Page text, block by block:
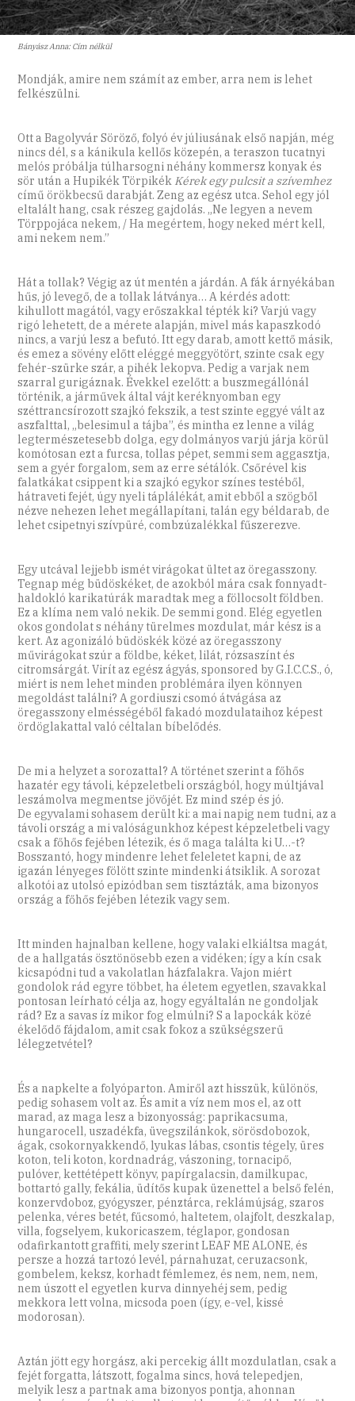
Bányász Anna: Cím nélkül
Mondják, amire nem számít az ember, arra nem is lehet
felkészülni.
Ott a Bagolyvár Söröző, folyó év júliusának első napján, még
nincs dél, s a kánikula kellős közepén, a teraszon tucatnyi
melós próbálja túlharsogni néhány kommersz konyak és
sör után a Hupikék Törpikék Kérek egy pulcsit a szívemhez
című örökbecsű darabját. Zeng az egész utca. Sehol egy jól
eltalált hang, csak részeg gajdolás. „Ne legyen a nevem
Törppojáca nekem, / Ha megértem, hogy neked mért kell,
ami nekem nem.”
Hát a tollak? Végig az út mentén a járdán. A fák árnyékában
hűs, jó levegő, de a tollak látványa… A kérdés adott:
kihullott magától, vagy erőszakkal tépték ki? Varjú vagy
rigó lehetett, de a mérete alapján, mivel más kapaszkodó
nincs, a varjú lesz a befutó. Itt egy darab, amott kettő másik,
és emez a sövény előtt eléggé meggyötört, szinte csak egy
fehér-szürke szár, a pihék lekopva. Pedig a varjak nem
szarral gurigáznak. Évekkel ezelőtt: a buszmegállónál
történik, a járművek által vájt keréknyomban egy
széttrancsírozott szajkó fekszik, a test szinte eggyé vált az
aszfalttal, „belesimul a tájba”, és mintha ez lenne a világ
legtermészetesebb dolga, egy dolmányos varjú járja körül
komótosan ezt a furcsa, tollas pépet, semmi sem aggasztja,
sem a gyér forgalom, sem az erre sétálók. Csőrével kis
falatkákat csippent ki a szajkó egykor színes testéből,
hátraveti fejét, úgy nyeli táplálékát, amit ebből a szögből
nézve nehezen lehet megállapítani, talán egy béldarab, de
lehet csipetnyi szívpüré, combzúzalékkal fűszerezve.
Egy utcával lejjebb ismét virágokat ültet az öregasszony.
Tegnap még büdöskéket, de azokból mára csak fonnyadt-
haldokló karikatúrák maradtak meg a föllocsolt földben.
Ez a klíma nem való nekik. De semmi gond. Elég egyetlen
okos gondolat s néhány türelmes mozdulat, már kész is a
kert. Az agonizáló büdöskék közé az öregasszony
művirágokat szúr a földbe, kéket, lilát, rózsaszínt és
citromsárgát. Virít az egész ágyás, sponsored by G.I.C.C.S., ó,
miért is nem lehet minden problémára ilyen könnyen
megoldást találni? A gordiuszi csomó átvágása az
öregasszony elmésségéből fakadó mozdulataihoz képest
ördöglakattal való céltalan bíbelődés.
De mi a helyzet a sorozattal? A történet szerint a főhős
hazatér egy távoli, képzeletbeli országból, hogy múltjával
leszámolva megmentse jövőjét. Ez mind szép és jó.
De egyvalami sohasem derült ki: a mai napig nem tudni, az a
távoli ország a mi valóságunkhoz képest képzeletbeli vagy
csak a főhős fejében létezik, és ő maga találta ki U…-t?
Bosszantó, hogy mindenre lehet feleletet kapni, de az
igazán lényeges fölött szinte mindenki átsiklik. A sorozat
alkotói az utolsó epizódban sem tisztázták, ama bizonyos
ország a főhős fejében létezik vagy sem.
Itt minden hajnalban kellene, hogy valaki elkiáltsa magát,
de a hallgatás ösztönösebb ezen a vidéken; így a kín csak
kicsapódni tud a vakolatlan házfalakra. Vajon miért
gondolok rád egyre többet, ha életem egyetlen, szavakkal
pontosan leírható célja az, hogy egyáltalán ne gondoljak
rád? Ez a savas íz mikor fog elmúlni? S a lapockák közé
ékelődő fájdalom, amit csak fokoz a szükségszerű
lélegzetvétel?
És a napkelte a folyóparton. Amiről azt hisszük, különös,
pedig sohasem volt az. És amit a víz nem mos el, az ott
marad, az maga lesz a bizonyosság: paprikacsuma,
hungarocell, uszadékfa, üvegszilánkok, sörösdobozok,
ágak, csokornyakkendő, lyukas lábas, csontis tégely, üres
koton, teli koton, kordnadrág, vászoning, tornacipő,
pulóver, kettétépett könyv, papírgalacsin, damilkupac,
bottartó gally, fekália, üdítős kupak üzenettel a belső felén,
konzervdoboz, gyógyszer, pénztárca, reklámújság, szaros
pelenka, véres betét, fűcsomó, haltetem, olajfolt, deszkalap,
villa, fogselyem, kukoricaszem, téglapor, gondosan
odafirkantott graffiti, mely szerint LEAF ME ­ALONE, és
persze a hozzá tartozó levél, párnahuzat, ceruzacsonk,
gombelem, keksz, korhadt fémlemez, és nem, nem, nem,
nem úszott el egyetlen kurva dinnyehéj sem, pedig
mekkora lett volna, micsoda poen (így, e-vel, kissé
modorosan).
Aztán jött egy horgász, aki percekig állt mozdulatlan, csak a
fejét forgatta, látszott, fogalma sincs, hová telepedjen,
melyik lesz a partnak ama bizonyos pontja, ahonnan